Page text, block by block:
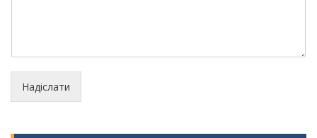
Надіслати